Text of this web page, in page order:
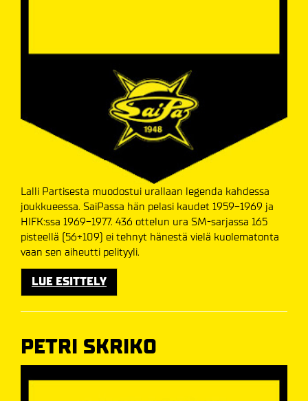
Lalli Partisesta muodostui urallaan legenda kahdessa
joukkueessa. SaiPassa hän pelasi kaudet 1959-1969 ja
HIFK:ssa 1969-1977. 436 ottelun ura SM-sarjassa 165
pisteellä (56+109) ei tehnyt hänestä vielä kuolematonta
vaan sen aiheutti pelityyli.
LUE ESITTELY
PETRI SKRIKO